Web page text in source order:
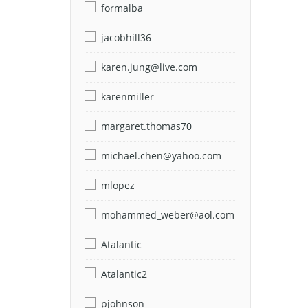
formalba
jacobhill36
karen.jung@live.com
karenmiller
margaret.thomas70
michael.chen@yahoo.com
mlopez
mohammed_weber@aol.com
Atalantic
Atalantic2
pjohnson